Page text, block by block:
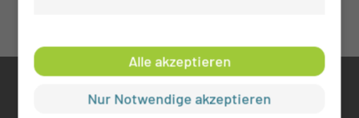
KONTAKT
Alle akzeptieren
Nur Notwendige akzeptieren